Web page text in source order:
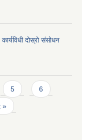
दोस्रो संसोधन
5 6
»